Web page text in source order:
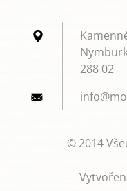
288 02
© 2014